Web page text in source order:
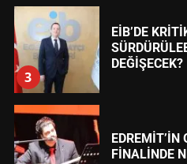
3
EİB’DE
DEĞİŞECEK?
EDREMİT’İN
FİNALİNDE